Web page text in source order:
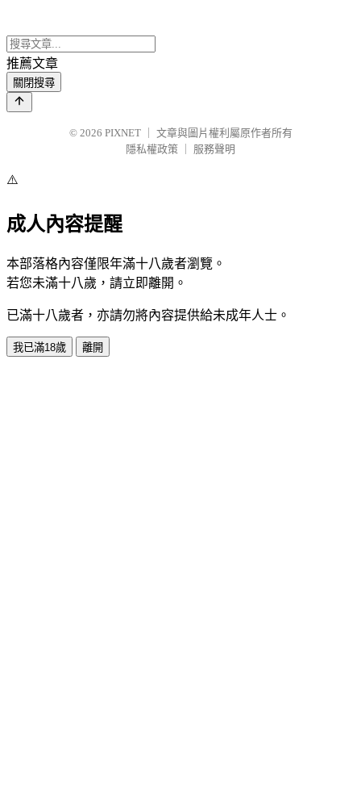
推薦文章
關閉搜尋
© 2026 PIXNET
文章與圖片權利屬原作者所有
隱私權政策
服務聲明
⚠️
成人內容提醒
本部落格內容僅限年滿十八歲者瀏覽。
若您未滿十八歲，請立即離開。
已滿十八歲者，亦請勿將內容提供給未成年人士。
我已滿18歲 離開